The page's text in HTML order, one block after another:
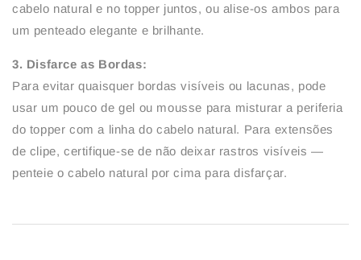
cabelo natural e no topper juntos, ou alise-os ambos para
um penteado elegante e brilhante.
3. Disfarce as Bordas:
Para evitar quaisquer bordas visíveis ou lacunas, pode
usar um pouco de gel ou mousse para misturar a periferia
do topper com a linha do cabelo natural. Para extensões
de clipe, certifique-se de não deixar rastros visíveis —
penteie o cabelo natural por cima para disfarçar.